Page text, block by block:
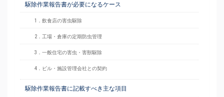
駆除作業報告書が必要になるケース
1．飲食店の害虫駆除
2．工場・倉庫の定期防虫管理
3．一般住宅の害虫・害獣駆除
4．ビル・施設管理会社との契約
駆除作業報告書に記載すべき主な項目